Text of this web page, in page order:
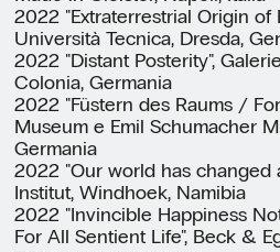
2022 "Extraterrestrial Origin of
Università Tecnica, Dresda,
2022 "Distant Posterity",
Colonia, Germania
2022 "Füstern des Raums /
Museum e Emil Schumacher
Germania
2022 "Our world has changed
Institut, Windhoek, Namibia
2022 "Invincible Happiness
For All Sentient Life", Beck &